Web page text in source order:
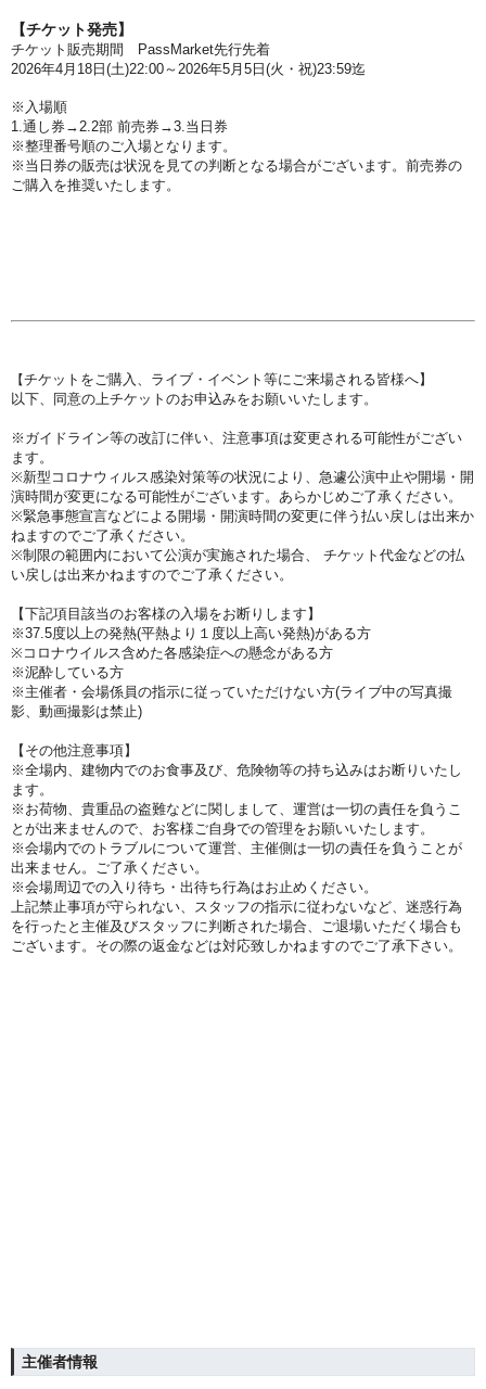
【チケット発売】
チケット販売期間
PassMarket先行先着
2026年4月18日(土)22:00～2026年5月5日(火・祝)23:59迄
※入場順
1.通し券→2.2部 前売券→3.当日券
※整理番号順のご入場となります。
※当日券の販売は状況を見ての判断となる場合がございます。前売券の
ご購入を推奨いたします。
【チケットをご購入、ライブ・イベント等にご来場される皆様へ】
以下、同意の上チケットのお申込みをお願いいたします。
※ガイドライン等の改訂に伴い、注意事項は変更される可能性がござい
ます。
※新型コロナウィルス感染対策等の状況により、急遽公演中止や開場・開
演時間が変更になる可能性がございます。あらかじめご了承ください。
※緊急事態宣言などによる開場・開演時間の変更に伴う払い戻しは出来か
ねますのでご了承ください。
※制限の範囲内において公演が実施された場合、 チケット代金などの払
い戻しは出来かねますのでご了承ください。
【下記項目該当のお客様の入場をお断りします】
※37.5度以上の発熱(平熱より１度以上高い発熱)がある方
※コロナウイルス含めた各感染症への懸念がある方
※泥酔している方
※主催者・会場係員の指示に従っていただけない方(ライブ中の写真撮
影、動画撮影は禁止)
【その他注意事項】
※全場内、建物内でのお食事及び、危険物等の持ち込みはお断りいたし
ます。
※ お荷物、貴重品の盗難などに関しまして、運営は一切の責任を負うこ
とが出来ませんので、お客様ご自身での管理をお願いいたします。
※会場内でのトラブルについて運営、主催側は一切の責任を負うことが
出来ません。ご了承ください。
※会場周辺での入り待ち・出待ち行為はお止めください。
上記禁止事項が守られない、スタッフの指示に従わないなど、迷惑行為
を行ったと主催及びスタッフに判断された場合、ご退場いただく場合も
ございます。その際の返金などは対応致しかねますのでご了承下さい。
主催者情報